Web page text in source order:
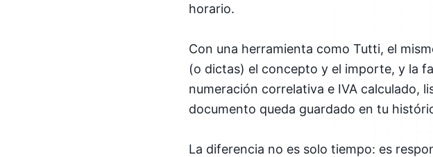
horario.
Con una herramienta como Tutti, el
(o dictas) el concepto y el importe, y la
numeración correlativa e IVA calculado,
documento queda guardado en tu
La diferencia no es solo tiempo: es